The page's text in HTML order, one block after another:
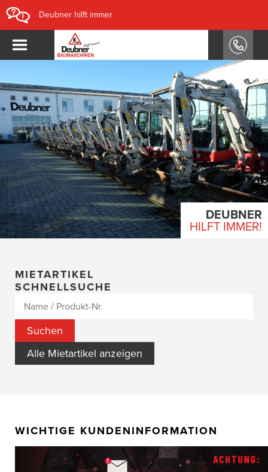
Deubner hilft immer
DEUBNER
HILFT IMMER!
MIETARTIKEL
SCHNELLSUCHE
Alle Mietartikel anzeigen
WICHTIGE KUNDENINFORMATION